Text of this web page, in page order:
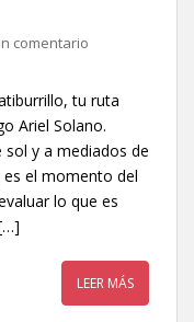
comentario
tu ruta
Ariel Solano.
sol y a mediados de
el momento del
lo que es
LEER MÁS